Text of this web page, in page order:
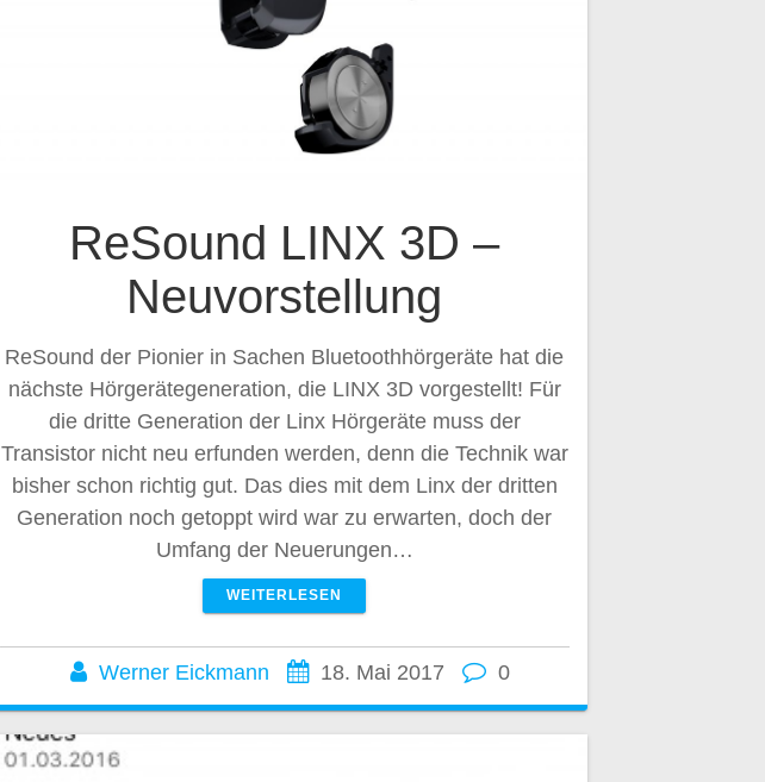
ReSound LINX 3D –
Neuvorstellung
ReSound der Pionier in Sachen Bluetoothhörgeräte hat die
nächste Hörgerätegeneration, die LINX 3D vorgestellt! Für
die dritte Generation der Linx Hörgeräte muss der
Transistor nicht neu erfunden werden, denn die Technik war
bisher schon richtig gut. Das dies mit dem Linx der dritten
Generation noch getoppt wird war zu erwarten, doch der
Umfang der Neuerungen…
WEITERLESEN
Werner Eickmann 18. Mai 2017 0